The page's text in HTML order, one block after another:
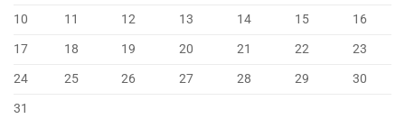
10
11 12 13 14 15
16
17
18 19 20 21 22
23
24
25 26 27 28 29
30
31